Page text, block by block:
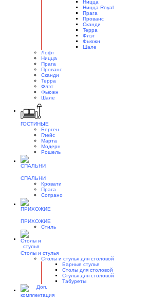
Ницца
Ницца Royal
Прага
Прованс
Сканди
Терра
Флэт
Фьюжн
Шале
Лофт
Ницца
Прага
Прованс
Сканди
Терра
Флэт
Фьюжн
Шале
ГОСТИНЫЕ
Берген
Глейс
Марта
Модерн
Рошель
СПАЛЬНИ
Кровати
Прага
Сопрано
ПРИХОЖИЕ
Стиль
Столы и стулья
Столы и стулья для столовой
Барные стулья
Столы для столовой
Стулья для столовой
Табуреты